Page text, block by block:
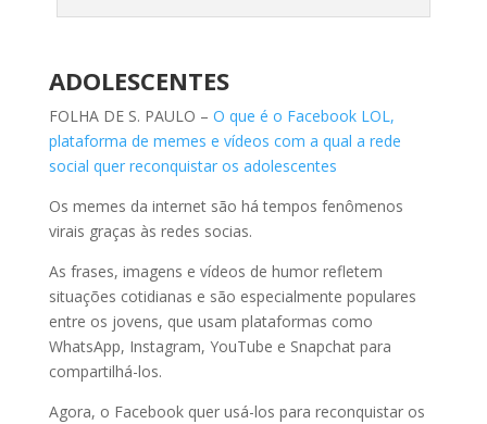
ADOLESCENTES
FOLHA DE S. PAULO – O que é o Facebook LOL,
plataforma de memes e vídeos com a qual a rede
social quer reconquistar os adolescentes
Os memes da internet são há tempos fenômenos
virais graças às redes socias.
As frases, imagens e vídeos de humor refletem
situações cotidianas e são especialmente populares
entre os jovens, que usam plataformas como
WhatsApp, Instagram, YouTube e Snapchat para
compartilhá-los.
Agora, o Facebook quer usá-los para reconquistar os